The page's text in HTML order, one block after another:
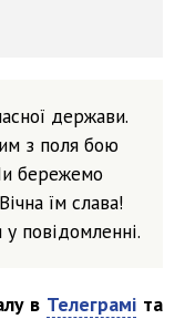
держави.
з поля бою
бережемо
їм слава!
повідомленні.
в Телеграміта